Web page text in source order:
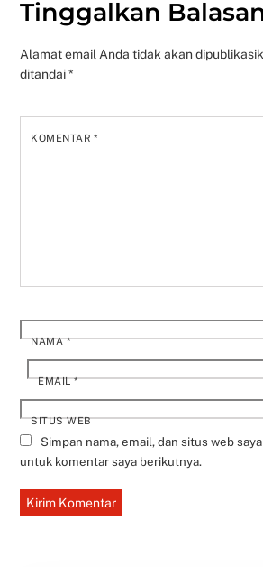
Tinggalkan
Alamat email Anda tidak akan
ditandai*
KOMENTAR*
NAMA*
EMAIL*
SITUS WEB
Simpan nama, email, dan situs web
untuk komentar saya berikutnya.